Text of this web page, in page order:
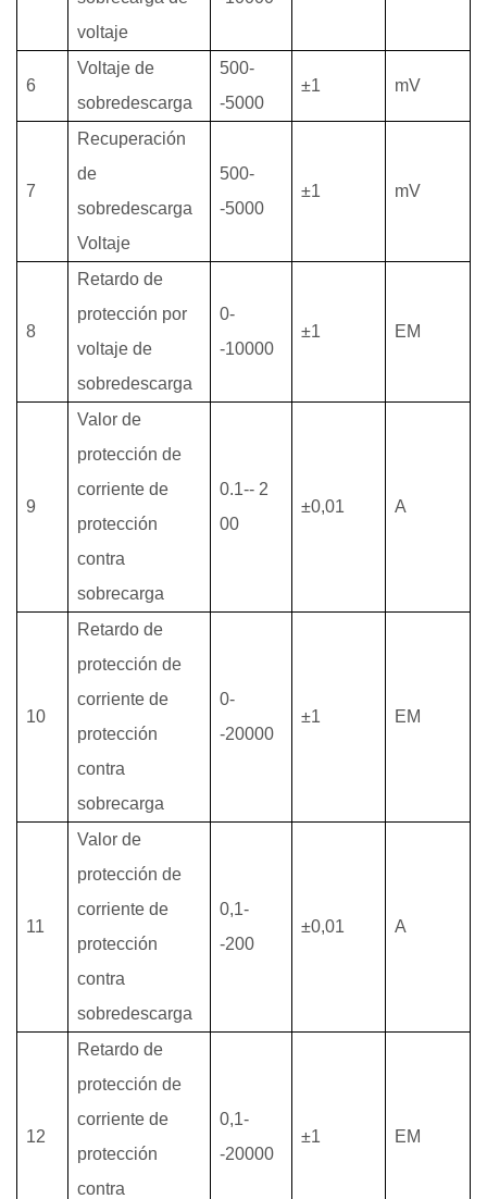
voltaje
6
Voltaje de
sobredescarga
500-
-5000
±1 mV
7
Recuperación
de
sobredescarga
Voltaje
500-
-5000
±1 mV
8
Retardo de
protección por
voltaje de
sobredescarga
0-
-10000
±1 EM
9
Valor de
protección de
corriente de
protección
contra
sobrecarga
0.1-- 2
00
±0,01 A
10
Retardo de
protección de
corriente de
protección
contra
sobrecarga
0-
-20000
±1 EM
11
Valor de
protección de
corriente de
protección
contra
sobredescarga
0,1-
-200
±0,01 A
12
Retardo de
protección de
corriente de
protección
contra
0,1-
-20000
±1 EM